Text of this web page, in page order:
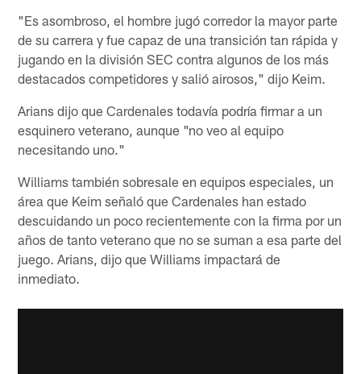
"Es asombroso, el hombre jugó corredor la mayor parte
de su carrera y fue capaz de una transición tan rápida y
jugando en la división SEC contra algunos de los más
destacados competidores y salió airosos," dijo Keim.
Arians dijo que Cardenales todavía podría firmar a un
esquinero veterano, aunque "no veo al equipo
necesitando uno."
Williams también sobresale en equipos especiales, un
área que Keim señaló que Cardenales han estado
descuidando un poco recientemente con la firma por un
años de tanto veterano que no se suman a esa parte del
juego. Arians, dijo que Williams impactará de
inmediato.